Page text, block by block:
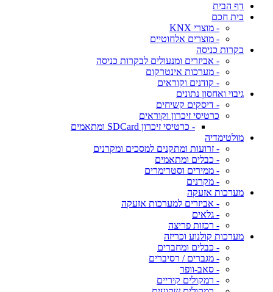
דף הבית
בית חכם
- מוצרי KNX
- מוצרים אלחוטיים
בקרות כניסה
- אביזרים ומנעולים לבקרות כניסה
- מערכות אינטרקום
- קודנים וקוראים
גיבוי ואחסון נתונים
- דיסקים קשיחים
כרטיסי זיכרון וקוראים
- כרטיסי זיכרון SDCard ומתאמים
מולטימדיה
- זרועות ומתקנים למסכים ומקרנים
- כבלים ומתאמים
- ממירים וסטרימרים
- מקרנים
מערכות אזעקה
- אביזרים למערכות אזעקה
- גלאים
- רכזות פריצה
מערכות קולנוע וכריזה
- כבלים ומחברים
- מגברים / רסיברים
- סאב-וופר
- רמקולים קיריים